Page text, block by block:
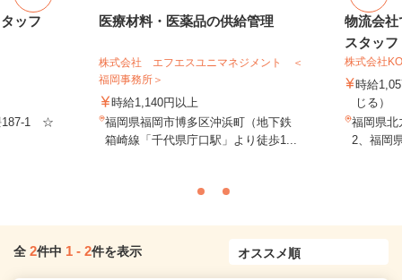
ッフ
187-1 ☆
医療材料・医薬品の供給管理
株式会社 エフエスユニマネジメント ＜
福岡事務所＞
時給1,140円以上
福岡県福岡市博多区沖浜町（地下鉄
箱崎線「千代県庁口駅」より徒歩1...
物流会社
スタッフ
株式会社
時給
じる）
福岡県北
2、福岡
全 2件中 1 - 2件を表示